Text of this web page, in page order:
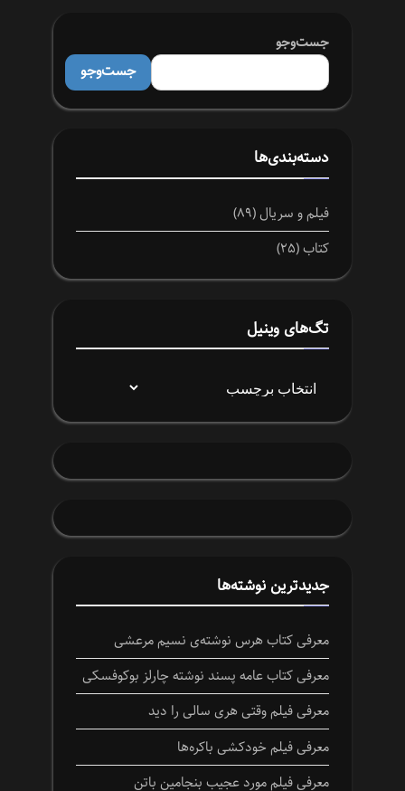
جست‌وجو
جست‌وجو
دسته‌بندی‌ها
فیلم و سریال(۸۹)
کتاب(۲۵)
تگ‌های وینیل
جدیدترین نوشته‌ها
معرفی کتاب هرس نوشته‌ی نسیم مرعشی
معرفی کتاب عامه پسند نوشته چارلز بوکوفسکی
معرفی فیلم وقتی هری سالی را دید
معرفی فیلم خودکشی باکره‌ها
معرفی فیلم مورد عجیب بنجامین باتن